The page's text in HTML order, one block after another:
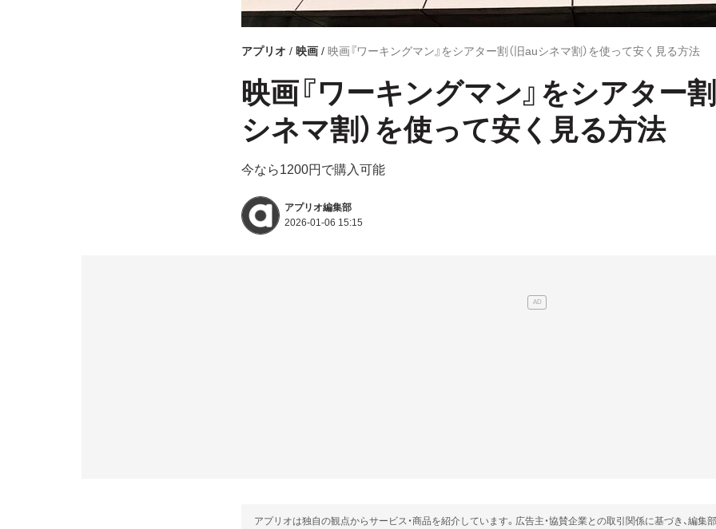
アプリオ 映画 映画『ワーキングマン』をシアター割（旧auシネマ割）を使って安く見る方法
映画『ワーキングマン』をシアター
シネマ割）を使って安く見る方法
今なら1200円で購入可能
アプリオ編集部
2026-01-06 15:15
アプリオは独自の観点からサービス・商品を紹介しています。広告主・協賛企業との取引関係に基づき、編集